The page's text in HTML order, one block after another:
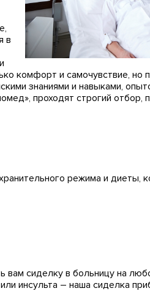
в
комфорт и самочувствие,
знаниями и навыками,
проходят строгий отбор,
режима и диеты,
сиделку в больницу на
инсульта – наша сиделка